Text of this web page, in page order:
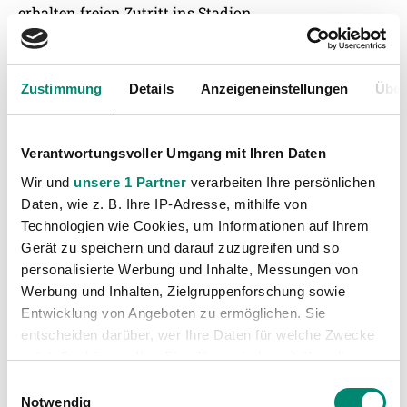
Zustimmung Details Anzeigeneinstellungen
Verantwortungsvoller Umgang mit Ihren Daten
Wir und unsere 1 Partner verarbeiten Ihre persönlichen
Daten, wie z. B. Ihre IP-Adresse, mithilfe von
Technologien wie Cookies, um Informationen auf Ihrem
Gerät zu speichern und darauf zuzugreifen und so
personalisierte Werbung und Inhalte, Messungen von
Werbung und Inhalten, Zielgruppenforschung sowie
Entwicklung von Angeboten zu ermöglichen. Sie
entscheiden darüber, wer Ihre Daten für welche Zwecke
nutzt. Sie können Ihre Einwilligung jederzeit über die
Trigger Symbol ändern oder widerrufen
Notwendig
erhalten freien Zutritt ins Stadion.
Tickets sind im Vorverkauf in der SVR-
„WEST“ und „OST“ erhältlich. Auf alle Kinder wartet
Fußball-Dart, Torschusswand und einer
Autogrammstunde mit Spielern und Maskottchen
SIEGFRIED. Zusätzlich zur Ticketaktion gibt es für die
Erwachsenen wieder die beliebte Viererkette – vier
Bier oder vier Radler – zum Sonderpreis von nur 12
Euro.